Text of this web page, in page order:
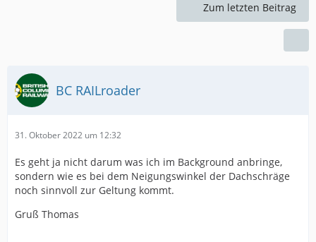
Zum letzten Beitrag
BC RAILroader
31. Oktober 2022 um 12:32
Es geht ja nicht darum was ich im Background anbringe,
sondern wie es bei dem Neigungswinkel der Dachschräge
noch sinnvoll zur Geltung kommt.
Gruß Thomas